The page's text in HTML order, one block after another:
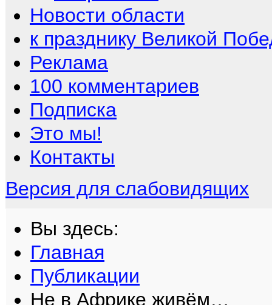
Новости области
к празднику Великой
Реклама
100 комментариев
Подписка
Это мы!
Контакты
Версия для слабовидящих
Вы здесь:
Главная
Публикации
Не в Африке живём…